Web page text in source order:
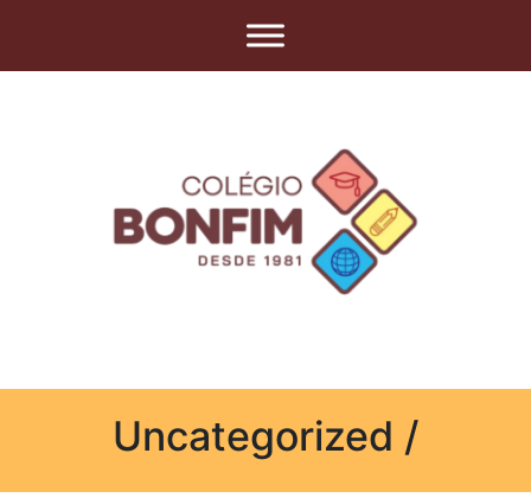
Uncategorized /